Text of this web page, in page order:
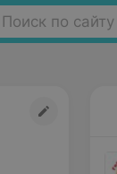
Поиск по сайту